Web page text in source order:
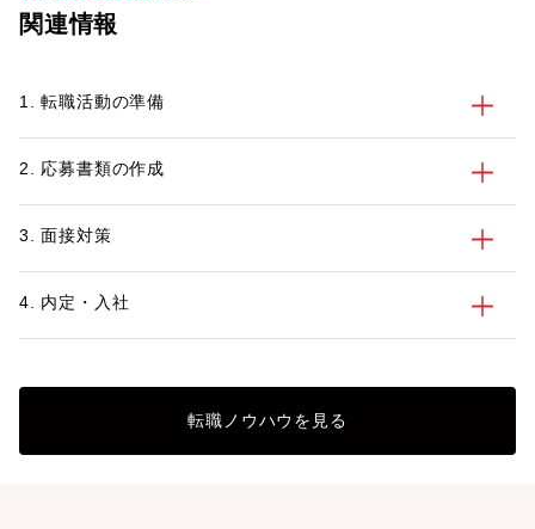
関連情報
1. 転職活動の準備
2. 応募書類の作成
3. 面接対策
4. 内定・入社
転職ノウハウを見る